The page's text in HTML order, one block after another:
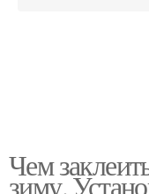
Чем
зиму.